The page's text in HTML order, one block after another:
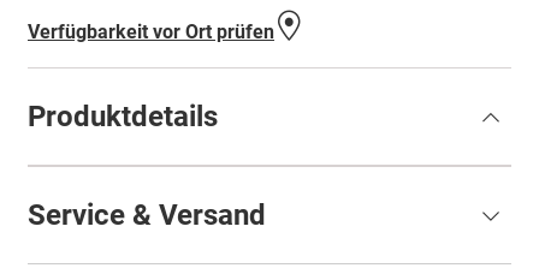
Verfügbarkeit vor Ort prüfen
Produktdetails
Service & Versand